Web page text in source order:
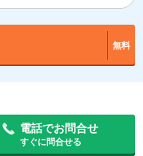
無料
電話でお問合せ
すぐに問合せる